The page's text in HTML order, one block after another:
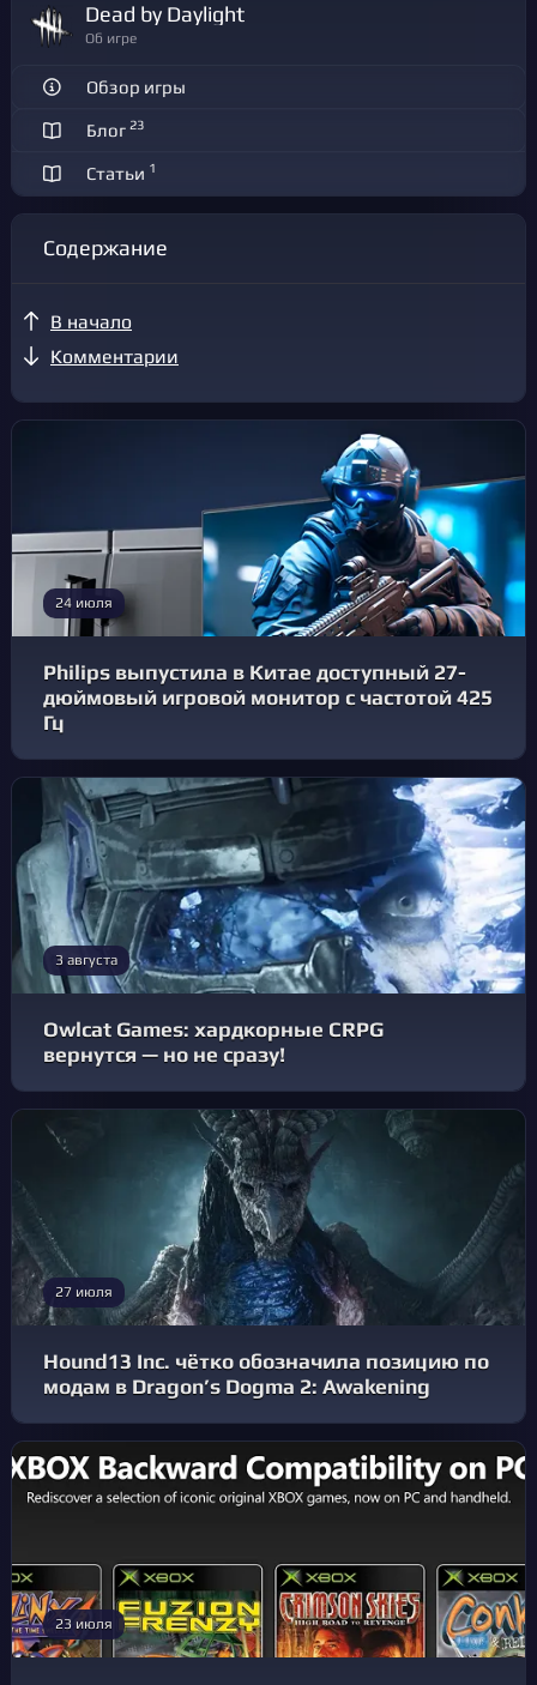
Dead by Daylight
Об игре
Обзор игры
Блог 23
Статьи 1
Содержание
В начало
Комментарии
24 июля
Philips выпустила в Китае доступный 27-
дюймовый игровой монитор с частотой 425
Гц
3 августа
Owlcat Games: хардкорные CRPG
вернутся — но не сразу!
27 июля
Hound13 Inc. чётко обозначила позицию по
модам в Dragon’s Dogma 2: Awakening
23 июля